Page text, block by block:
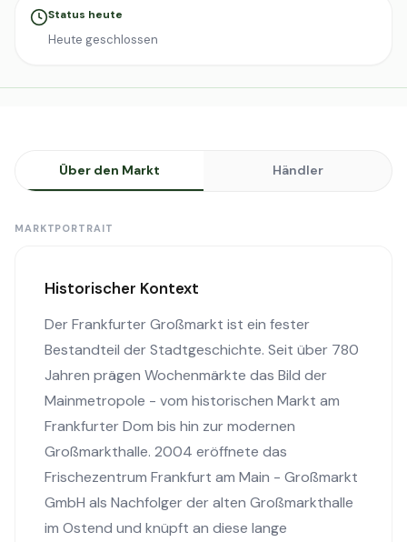
Status heute
Heute geschlossen
Über den Markt Händler
MARKTPORTRAIT
Historischer Kontext
Der Frankfurter Großmarkt ist ein fester
Bestandteil der Stadtgeschichte. Seit über 780
Jahren prägen Wochenmärkte das Bild der
Mainmetropole - vom historischen Markt am
Frankfurter Dom bis hin zur modernen
Großmarkthalle. 2004 eröffnete das
Frischezentrum Frankfurt am Main - Großmarkt
GmbH als Nachfolger der alten Großmarkthalle
im Ostend und knüpft an diese lange